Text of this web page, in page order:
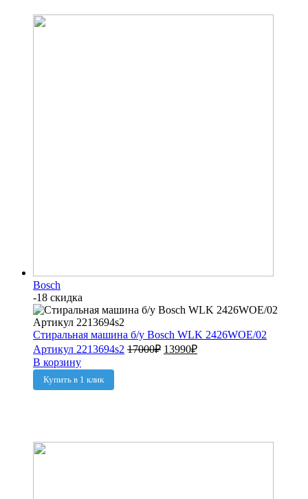
Bosch
-18 скидка
Стиральная машина б/у Bosch WLK 2426WOE/02
Артикул 2213694s2 17000₽ 13990₽
В корзину
Купить в 1 клик